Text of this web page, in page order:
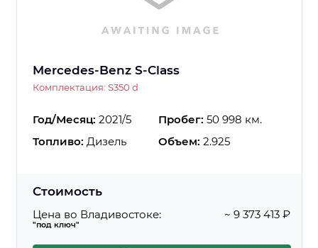
Mercedes-Benz S-Class
Комплектация: S350 d
Год/Месяц: 2021/5 Пробег: 50 998 км.
Топливо: Дизель Объем: 2.925
Стоимость
Цена во Владивостоке:
"под ключ"
~ 9 373 413 ₽